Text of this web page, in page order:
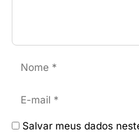
Nome
E-
mail
Salvar meus dados